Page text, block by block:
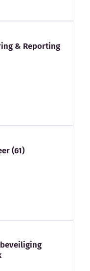
& Reporting
(61)